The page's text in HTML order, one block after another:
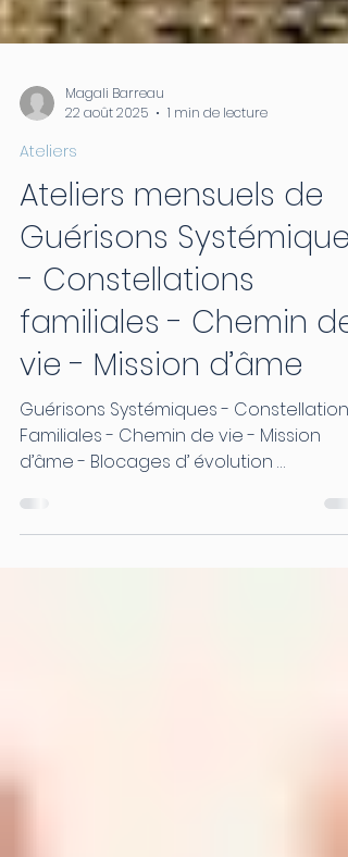
Magali Barreau
22 août 2025
1 min de lecture
Ateliers mensuels de
Guérisons Systémiques
- Constellations
familiales - Chemin de
vie - Mission d’âme
Guérisons Systémiques - Constellations
Familiales - Chemin de vie - Mission